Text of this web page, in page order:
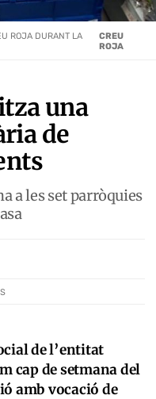
una
de
a les set parròquies
ROJA DURANT LA
CREU
ROJA
de l’entitat
cap de setmana del
amb vocació de